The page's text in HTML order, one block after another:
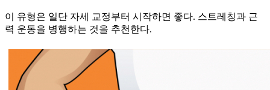
이 유형은 일단 자세 교정부터 시작하면 좋다. 스트레칭과 근
력 운동을 병행하는 것을 추천한다.